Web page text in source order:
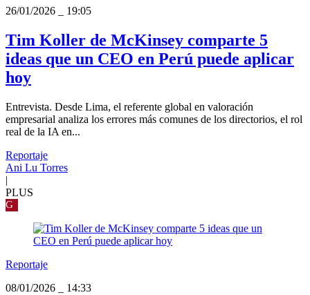
26/01/2026
19:05
Tim Koller de McKinsey comparte 5
ideas que un CEO en Perú puede aplicar
hoy
Entrevista. Desde Lima, el referente global en valoración
empresarial analiza los errores más comunes de los directorios, el rol
real de la IA en...
Reportaje
Ani Lu Torres
|
PLUS
G
Reportaje
08/01/2026
14:33